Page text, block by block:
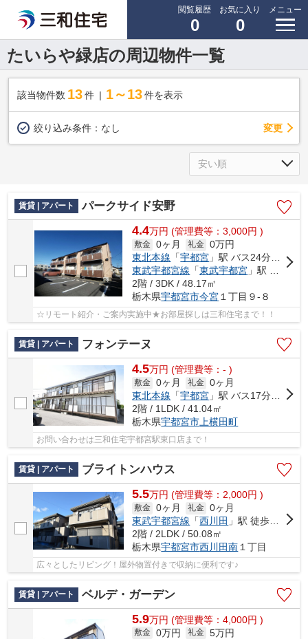
閲覧履歴
0
お気に入り
0
メニュー
たいらや緑店の周辺物件一覧
該当物件数 13件 1～13 件を表示
絞り込み条件： なし 変更
賃貸 | アパート パークサイド安野
4.4万円 (管理費等：3,000円 )
敷金 0ヶ月 礼金 0万円
東北本線 「宇都宮 」駅 バス24分 「緑町」 停歩9分
東武宇都宮線 「東武宇都宮 」駅 バス19分 「緑町」 停歩9分
2階 / 3DK / 48.17㎡
栃木県宇都宮市今宮１丁目９-８
☆リモート紹介・ご案内実施中★お部屋探しは三和住宅まで！！
賃貸 | アパート フォンテーヌ
4.5万円 (管理費等：- )
敷金 0ヶ月 礼金 0ヶ月
東北本線 「宇都宮 」駅 バス17分 「横川西小学校前」 停歩1分
2階 / 1LDK / 41.04㎡
栃木県宇都宮市上横田町
お問い合わせは三和住宅宇都宮駅東口店まで！
賃貸 | アパート ブライトンハウス
5.5万円 (管理費等：2,000円 )
敷金 0ヶ月 礼金 0ヶ月
東武宇都宮線 「西川田 」駅 徒歩10分
2階 / 2LDK / 50.08㎡
栃木県宇都宮市西川田南 １丁目
広々としたリビング！屋外物置付きで収納に便利です♪
賃貸 | アパート ベルデ・ガーデン
5.9万円 (管理費等：4,000円 )
敷金 0万円 礼金 5万円